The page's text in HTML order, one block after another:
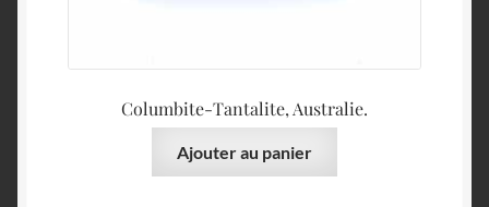
Columbite-Tantalite, Australie.
Ajouter au panier